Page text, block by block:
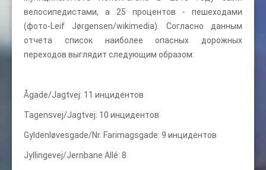
велосипедистами, а 25 процентов - пешеходами
(фото-Leif Jørgensen/wikimedia). Согласно данным
отчета список наиболее опасных дорожных
переходов выглядит следующим образом:
Ågade/Jagtvej: 11 инцидентов
Tagensvej/Jagtvej: 10 инцидентов
Gyldenløvesgade/Nr. Farimagsgade: 9 инцидентов
Jyllingevej/Jernbane Allé: 8